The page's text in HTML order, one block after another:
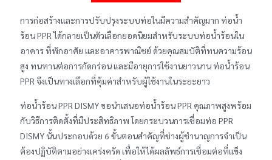
การก่อสร้างและการปรับปรุงระบบท่อในมีความสำคัญมาก ท่อน้ำ
ร้อน PPR ได้กลายเป็นตัวเลือกยอดนิยมสำหรับระบบท่อน้ำร้อนใน
อาคาร ที่พักอาศัย และอาคารพาณิชย์ ด้วยคุณสมบัติที่ทนความร้อน
สูง ทนทานต่อการกัดกร่อน และมีอายุการใช้งานยาวนาน ท่อน้ำร้อน
PPR จึงเป็นทางเลือกที่คุ้มค่าสำหรับผู้ใช้งานในระยะยาว
ท่อน้ำร้อน PPR DISMY ขอนำเสนอท่อน้ำร้อน PPR คุณภาพสูงพร้อม
กับวิธีการติดตั้งที่มีประสิทธิภาพ โดยกระบวนการเชื่อมท่อ PPR
DISMY นั้นประกอบด้วย 6 ขั้นตอนสำคัญที่ช่างผู้ชำนาญการจำเป็น
ต้องปฏิบัติตามอย่างเคร่งครัด เพื่อให้ได้ผลลัพธ์การเชื่อมต่อที่แข็ง